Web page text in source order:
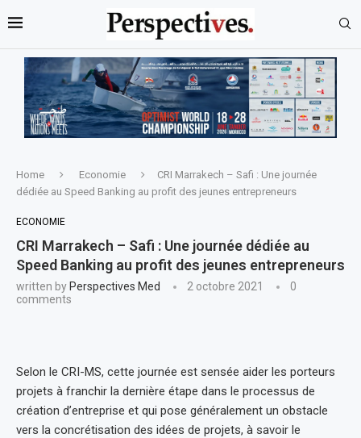
Home Economie
CRI Marrakech – Safi : Une journée
dédiée au Speed Banking au profit des jeunes entrepreneurs
ECONOMIE
CRI Marrakech – Safi : Une journée dédiée au
Speed Banking au profit des jeunes entrepreneurs
written by Perspectives Med 2 octobre 2021
0
comments
Selon le CRI-MS, cette journée est sensée aider les porteurs
projets à franchir la dernière étape dans le processus de
création d’entreprise et qui pose généralement un obstacle
vers la concrétisation des idées de projets, à savoir le